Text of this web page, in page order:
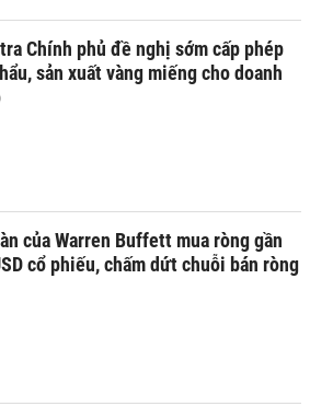
Chính phủ đề nghị sớm cấp phép
sản xuất vàng miếng cho doanh
của Warren Buffett mua ròng gần
cổ phiếu, chấm dứt chuỗi bán ròng